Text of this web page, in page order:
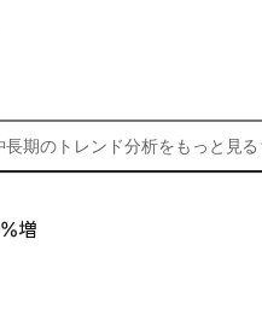
長期のトレンド分析をもっと見る
増